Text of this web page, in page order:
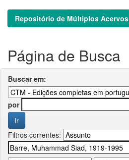
Repositório de Múltiplos Acervos
Página de Busca
Buscar em:
por
Filtros correntes: